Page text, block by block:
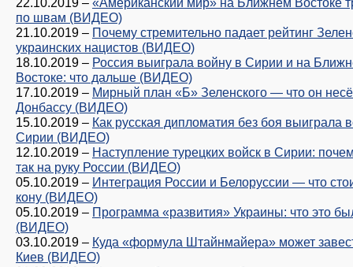
по швам (ВИДЕО)
21.10.2019 – Почему стремительно падает рейтинг
украинских нацистов (ВИДЕО)
18.10.2019 – Россия выиграла войну в Сирии и на
Востоке: что дальше (ВИДЕО)
17.10.2019 – Мирный план «Б» Зеленского — что он
Донбассу (ВИДЕО)
15.10.2019 – Как русская дипломатия без боя выиграла
Сирии (ВИДЕО)
12.10.2019 – Наступление турецких войск в Сирии:
так на руку России (ВИДЕО)
05.10.2019 – Интеграция России и Белоруссии — что
кону (ВИДЕО)
05.10.2019 – Программа «развития» Украины: что это
(ВИДЕО)
03.10.2019 – Куда «формула Штайнмайера» может
Киев (ВИДЕО)